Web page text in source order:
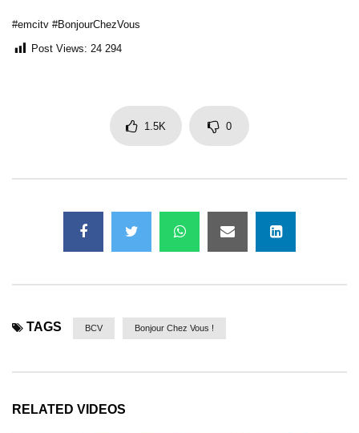
#emcitv #BonjourChezVous
Post Views: 24 294
1.5K 0
TAGS BCV Bonjour Chez Vous !
RELATED VIDEOS